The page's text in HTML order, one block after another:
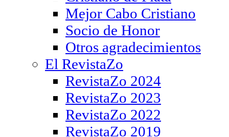
Mejor Cabo Cristiano
Socio de Honor
Otros agradecimientos
El RevistaZo
RevistaZo 2024
RevistaZo 2023
RevistaZo 2022
RevistaZo 2019